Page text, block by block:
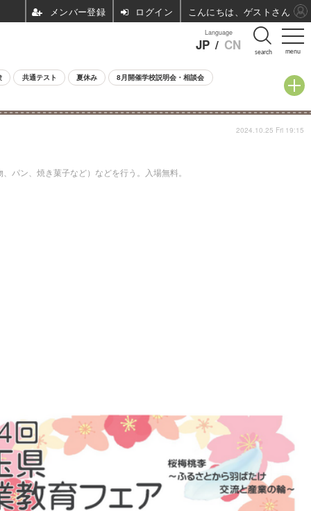
menu
Language
JP / CN search
共通テスト 夏休み 8月開催学校説明会・相談会
パン、焼き菓子など）などを行う。入場無料。
2024.10.25 Fri 19:15
ログイン こんにちは、ゲストさん